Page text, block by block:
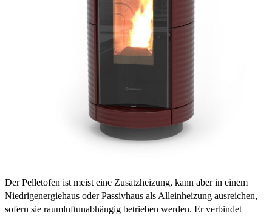
Der Pelletofen ist meist eine Zusatzheizung, kann aber in einem
Niedrigenergiehaus oder Passivhaus als Alleinheizung ausreichen,
sofern sie raumluftunabhängig betrieben werden. Er verbindet